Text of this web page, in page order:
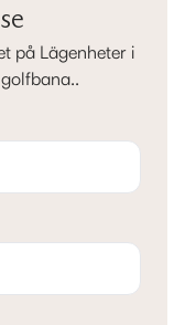
på Lägenheter i